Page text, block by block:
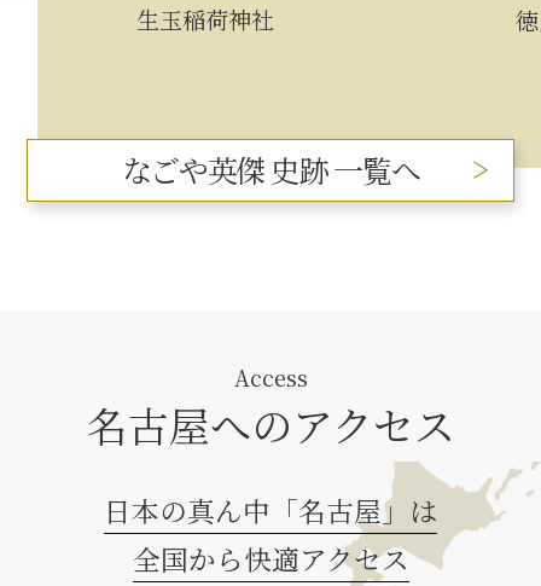
生玉稲荷神社 徳川
なごや英傑 史跡 一覧へ
Access
名古屋へのアクセス
日本の真ん中「名古屋」は
全国から快適アクセス